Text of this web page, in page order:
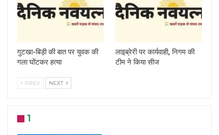
गुटखा-बिड़ी की बात पर युवक की
गला घोंटकर हत्या
लाइब्रेरी पर कार्यवाही, निगम की
टीम ने किया सीज
PREV NEXT
1